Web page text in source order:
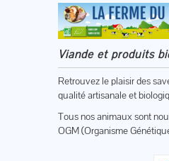
Viande et produits
Retrouvez le plaisir des
qualité artisanale et
Tous nos animaux sont
OGM (Organisme